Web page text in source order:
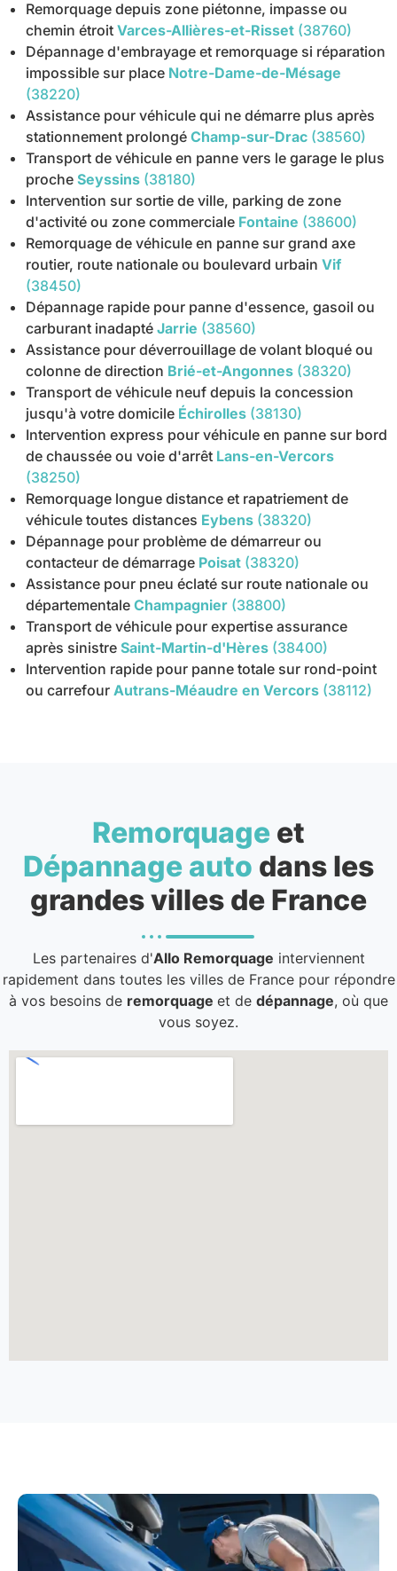
Remorquage depuis zone piétonne, impasse ou
chemin étroit Varces-Allières-et-Risset (38760)
Dépannage d'embrayage et remorquage si réparation
impossible sur place Notre-Dame-de-Mésage
(38220)
Assistance pour véhicule qui ne démarre plus après
stationnement prolongé Champ-sur-Drac (38560)
Transport de véhicule en panne vers le garage le plus
proche Seyssins (38180)
Intervention sur sortie de ville, parking de zone
d'activité ou zone commerciale Fontaine (38600)
Remorquage de véhicule en panne sur grand axe
routier, route nationale ou boulevard urbain Vif
(38450)
Dépannage rapide pour panne d'essence, gasoil ou
carburant inadapté Jarrie (38560)
Assistance pour déverrouillage de volant bloqué ou
colonne de direction Brié-et-Angonnes (38320)
Transport de véhicule neuf depuis la concession
jusqu'à votre domicile Échirolles (38130)
Intervention express pour véhicule en panne sur bord
de chaussée ou voie d'arrêt Lans-en-Vercors
(38250)
Remorquage longue distance et rapatriement de
véhicule toutes distances Eybens (38320)
Dépannage pour problème de démarreur ou
contacteur de démarrage Poisat (38320)
Assistance pour pneu éclaté sur route nationale ou
départementale Champagnier (38800)
Transport de véhicule pour expertise assurance
après sinistre Saint-Martin-d'Hères (38400)
Intervention rapide pour panne totale sur rond-point
ou carrefour Autrans-Méaudre en Vercors (38112)
Remorquage et
Dépannage auto dans les
grandes villes de France
Les partenaires d'Allo Remorquage interviennent
rapidement dans toutes les villes de France pour répondre
à vos besoins de remorquage et de dépannage, où que
vous soyez.